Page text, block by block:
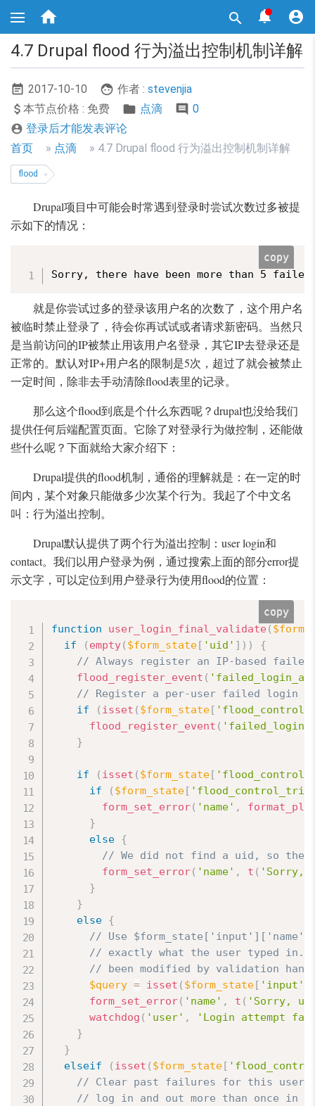
转
容
 


4.7 Drupal flood 行为溢出控制机制详解
2017-10-10 作者 : stevenjia
本节点价格 : 免费
点滴 0
 登录后才能发表评论
面
包
导
航
首页 点滴 4.7 Drupal flood 行为溢出控制机制详解
flood
Drupal项目中可能会时常遇到登录时尝试次数过多被提
示如下的情况：
Sorry, there have been more than 5
copy
就是你尝试过多的登录该用户名的次数了，这个用户名
被临时禁止登录了，待会你再试试或者请求新密码。当然只
是当前访问的IP被禁止用该用户名登录，其它IP去登录还是
正常的。默认对IP+用户名的限制是5次，超过了就会被禁止
一定时间，除非去手动清除flood表里的记录。
那么这个flood到底是个什么东西呢？drupal也没给我们
提供任何后端配置页面。它除了对登录行为做控制，还能做
些什么呢？下面就给大家介绍下：
Drupal提供的flood机制，通俗的理解就是：在一定的时
间内，某个对象只能做多少次某个行为。我起了个中文名
叫：行为溢出控制。
Drupal默认提供了两个行为溢出控制：user login和
contact。我们以用户登录为例，通过搜索上面的部分error提
示文字，可以定位到用户登录行为使用flood的位置：
function user_login_final_validate ( $form
if
( empty( $form_state[ 'uid' ] ) )
{
// Always register an IP-based
flood_register_event (
// Register a per-user failed login
if
( isset ( $form_state[
flood_register_event (
}
if ( isset ( $form_state[
if
( $form_state[
form_set_error( 'name' ,
}
else {
// We did not find a uid, so the
form_set_error( 'name' , t ( 'Sorry,
}
}
else {
// Use $form_state['input']['name']
// exactly what the user typed in.
// been modified by validation
$query = isset ( $form_state[ 'input'
form_set_error( 'name' , t ( 'Sorry,
watchdog ( 'user' ,
'Login attempt
}
}
elseif
( isset ( $form_state[
// Clear past failures for this user
// log in and out more than once in
copy